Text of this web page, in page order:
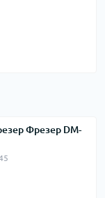
Фрезер DM-